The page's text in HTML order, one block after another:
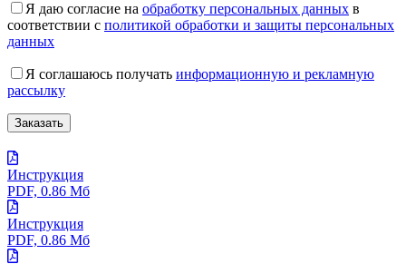
Я даю согласие на обработку персональных данных в
соответствии с политикой обработки и защиты персональных
данных
Я соглашаюсь получать информационную и рекламную
рассылку
Инструкция
PDF, 0.86 Мб
Инструкция
PDF, 0.86 Мб